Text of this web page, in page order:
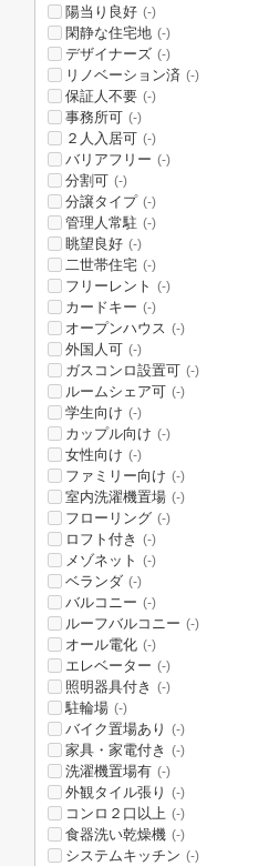
陽当り良好 (-)
閑静な住宅地 (-)
デザイナーズ (-)
リノベーション済 (-)
保証人不要 (-)
事務所可 (-)
２人入居可 (-)
バリアフリー (-)
分割可 (-)
分譲タイプ (-)
管理人常駐 (-)
眺望良好 (-)
二世帯住宅 (-)
フリーレント (-)
カードキー (-)
オープンハウス (-)
外国人可 (-)
ガスコンロ設置可 (-)
ルームシェア可 (-)
学生向け (-)
カップル向け (-)
女性向け (-)
ファミリー向け (-)
室内洗濯機置場 (-)
フローリング (-)
ロフト付き (-)
メゾネット (-)
ベランダ (-)
バルコニー (-)
ルーフバルコニー (-)
オール電化 (-)
エレベーター (-)
照明器具付き (-)
駐輪場 (-)
バイク置場あり (-)
家具・家電付き (-)
洗濯機置場有 (-)
外観タイル張り (-)
コンロ２口以上 (-)
食器洗い乾燥機 (-)
システムキッチン (-)